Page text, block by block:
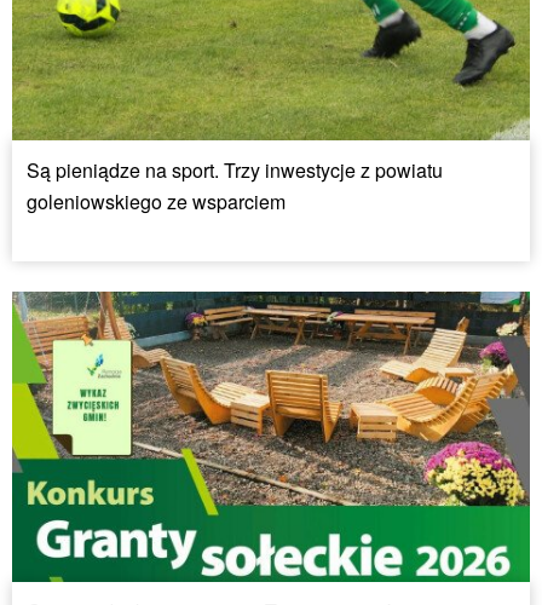
Są pieniądze na sport. Trzy inwestycje z powiatu
goleniowskiego ze wsparciem